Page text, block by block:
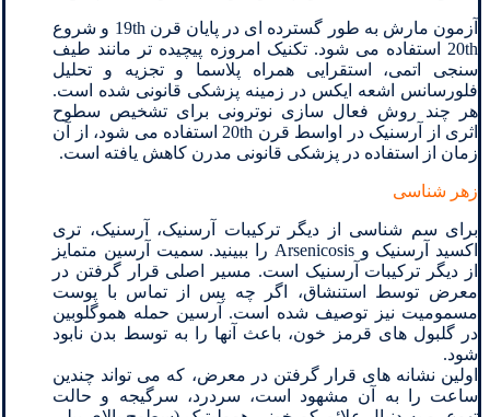
آزمون مارش به طور گسترده ای در پایان قرن 19th و شروع
20th استفاده می شود. تکنیک امروزه پیچیده تر مانند طیف
سنجی اتمی، استقرایی همراه پلاسما و تجزیه و تحلیل
فلورسانس اشعه ایکس در زمینه پزشکی قانونی شده است.
هر چند روش فعال سازی نوترونی برای تشخیص سطوح
اثری از آرسنیک در اواسط قرن 20th استفاده می شود، از آن
زمان از استفاده در پزشکی قانونی مدرن کاهش یافته است.
زهر شناسی
برای سم شناسی از دیگر ترکیبات آرسنیک، آرسنیک، تری
اکسید آرسنیک و Arsenicosis را ببینید. سمیت آرسین متمایز
از دیگر ترکیبات آرسنیک است. مسیر اصلی قرار گرفتن در
معرض توسط استنشاق، اگر چه پس از تماس با پوست
مسمومیت نیز توصیف شده است. آرسین حمله هموگلوبین
در گلبول های قرمز خون، باعث آنها را به توسط بدن نابود
شود.
اولین نشانه های قرار گرفتن در معرض، که می تواند چندین
ساعت را به آن مشهود است، سردرد، سرگیجه و حالت